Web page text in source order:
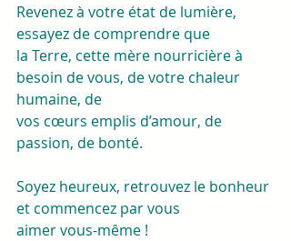
Revenez à votre état de lumière,
essayez de comprendre que
la Terre, cette mère nourricière à
besoin de vous, de votre chaleur
humaine, de
vos cœurs emplis d’amour, de
passion, de bonté.
Soyez heureux, retrouvez le bonheur
et commencez par vous
aimer vous-même !